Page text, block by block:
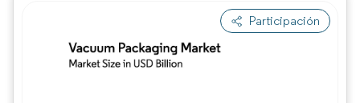
Participación